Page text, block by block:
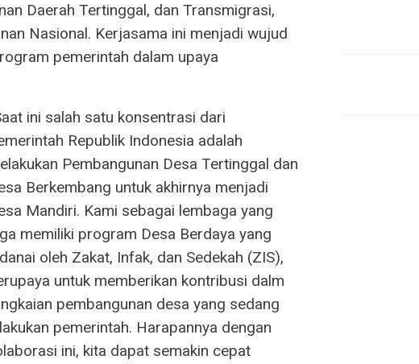
Daerah Tertinggal, dan Transmigrasi,
Nasional. Kerjasama ini menjadi wujud
pemerintah dalam upaya
ini salah satu konsentrasi dari
Republik Indonesia adalah
Pembangunan Desa Tertinggal dan
Berkembang untuk akhirnya menjadi
Mandiri. Kami sebagai lembaga yang
memiliki program Desa Berdaya yang
oleh Zakat, Infak, dan Sedekah (ZIS),
untuk memberikan kontribusi dalm
pembangunan desa yang sedang
pemerintah. Harapannya dengan
ini, kita dapat semakin cepat